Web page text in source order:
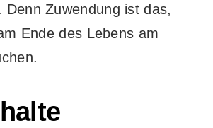
Denn Zuwendung ist das,
Ende des Lebens am